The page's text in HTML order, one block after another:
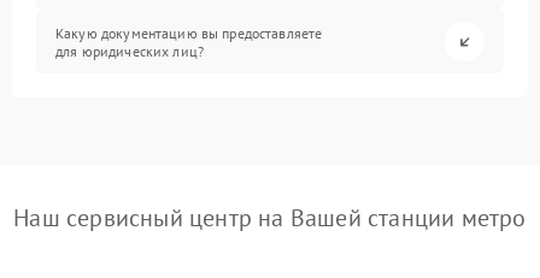
Какую документацию вы предоставляете
для юридических лиц?
Наш сервисный центр на Вашей станции метро